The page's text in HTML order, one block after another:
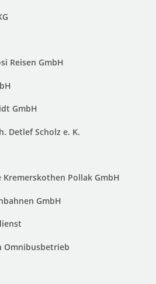
Reisen GmbH
GmbH
Detlef Scholz e. K.
Pollak GmbH
GmbH
Omnibusbetrieb